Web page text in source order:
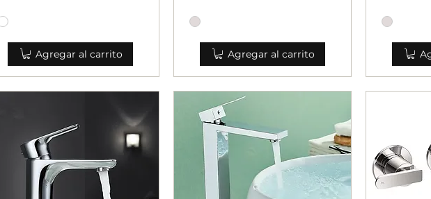
Agregar al carrito Agregar al carrito